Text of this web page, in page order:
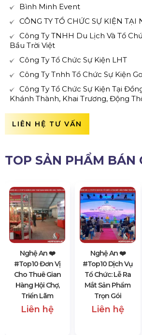
Bình Minh Event
CÔNG TY TỔ CHỨC SỰ KIỆN TẠI
Công Ty TNHH Du Lịch Và Tổ
Bầu Trời Việt
Công Ty Tổ Chức Sự Kiện LHT
Công Ty Tnhh Tổ Chức Sự Kiện
Công Ty Tổ Chức Sự Kiện Tại
Khánh Thành, Khai Trương, Động
LIÊN HỆ TƯ VẤN
TOP SẢN PHẨM BÁN
Nghệ An ❤️️
#top10 Đơn Vị
Cho Thuê Gian
Hàng Hội Chợ,
Triển Lãm
Liên hệ
Nghệ An ❤️️
#top10 Dịch Vụ
Tổ Chức: Lễ Ra
Mắt Sản Phẩm
Trọn Gói
Liên hệ